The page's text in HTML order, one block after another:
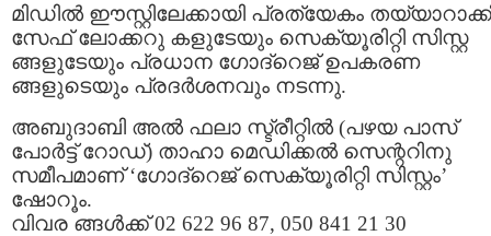
മിഡില്‍ ഈസ്റ്റിലേക്കായി പ്രത്യേകം
സേഫ് ലോക്കറു കളുടേയും സെക്യൂരിറ്റി സിസ്റ്റ
ങ്ങളുടേയും പ്രധാന ഗോദ്റെജ് ഉപകരണ
ങ്ങളുടെയും പ്രദര്‍ശനവും നടന്നു.
അബുദാബി അല്‍ ഫലാ സ്ട്രീറ്റില്‍ (പഴയ പാസ്
പോര്‍ട്ട് റോഡ്‌) താഹാ മെഡിക്കല്‍ സെന്ററിനു
സമീപമാണ് ‘ഗോദ്റെജ് സെക്യൂരിറ്റി സിസ്റ്റം’
ഷോറൂം.
വിവര ങ്ങള്‍ക്ക് 02 622 96 87, 050 841 21 30